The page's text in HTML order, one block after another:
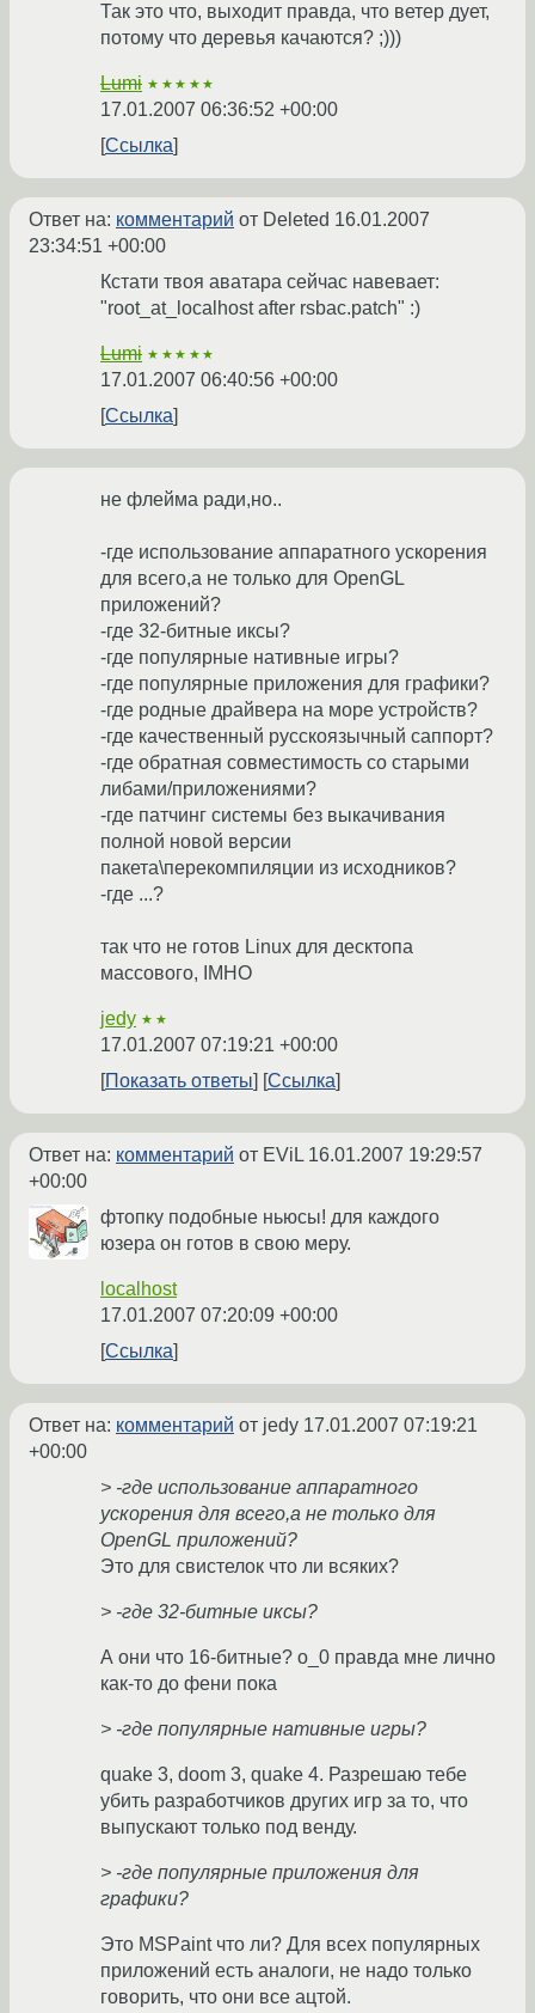
Так это что, выходит правда, что ветер дует,
потому что деревья качаются? ;)))
Lumi ★★★★★
17.01.2007 06:36:52 +00:00
Ссылка
Ответ на: комментарий от Deleted 16.01.2007
23:34:51 +00:00
Кстати твоя аватара сейчас навевает:
"root_at_localhost after rsbac.patch" :)
Lumi ★★★★★
17.01.2007 06:40:56 +00:00
Ссылка
не флейма ради,но..
-где использование аппаратного ускорения
для всего,а не только для OpenGL
приложений?
-где 32-битные иксы?
-где популярные нативные игры?
-где популярные приложения для графики?
-где родные драйвера на море устройств?
-где качественный русскоязычный саппорт?
-где обратная совместимость со старыми
либами/приложениями?
-где патчинг системы без выкачивания
полной новой версии
пакета\перекомпиляции из исходников?
-где ...?
так что не готов Linux для десктопа
массового, IMHO
jedy ★★
17.01.2007 07:19:21 +00:00
Показать ответы
Ссылка
Ответ на: комментарий от EViL 16.01.2007 19:29:57
+00:00
фтопку подобные ньюсы! для каждого
юзера он готов в свою меру.
localhost
17.01.2007 07:20:09 +00:00
Ссылка
Ответ на: комментарий от jedy 17.01.2007 07:19:21
+00:00
> -где использование аппаратного
ускорения для всего,а не только для
OpenGL приложений?
Это для свистелок что ли всяких?
> -где 32-битные иксы?
А они что 16-битные? о_0 правда мне лично
как-то до фени пока
> -где популярные нативные игры?
quake 3, doom 3, quake 4. Разрешаю тебе
убить разработчиков других игр за то, что
выпускают только под венду.
> -где популярные приложения для
графики?
Это MSPaint что ли? Для всех популярных
приложений есть аналоги, не надо только
говорить, что они все ацтой.